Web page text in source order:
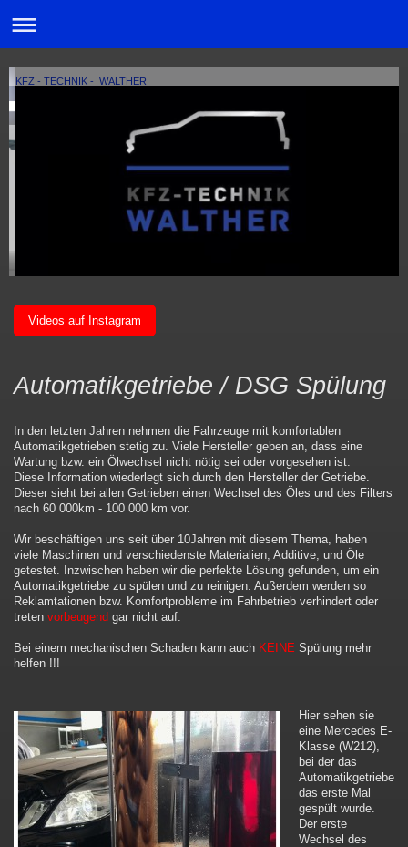
KFZ - TECHNIK - WALTHER
Videos auf Instagram
Automatikgetriebe / DSG Spülung
In den letzten Jahren nehmen die Fahrzeuge mit komfortablen
Automatikgetrieben stetig zu. Viele Hersteller geben an, dass eine
Wartung bzw. ein Ölwechsel nicht nötig sei oder vorgesehen ist.
Diese Information wiederlegt sich durch den Hersteller der Getriebe.
Dieser sieht bei allen Getrieben einen Wechsel des Öles und des Filters
nach 60 000km - 100 000 km vor.
Wir beschäftigen uns seit über 10Jahren mit diesem Thema, haben
viele Maschinen und verschiedenste Materialien, Additive, und Öle
getestet. Inzwischen haben wir die perfekte Lösung gefunden, um ein
Automatikgetriebe zu spülen und zu reinigen. Außerdem werden so
Reklamtationen bzw. Komfortprobleme im Fahrbetrieb verhindert oder
treten vorbeugend gar nicht auf.
Bei einem mechanischen Schaden kann auch KEINE Spülung mehr
helfen !!!
Hier sehen sie
eine Mercedes E-
Klasse (W212),
bei der das
Automatikgetriebe
das erste Mal
gespült wurde.
Der erste
Wechsel des